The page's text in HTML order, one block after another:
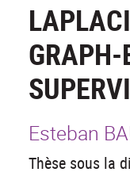
Esteban
Thèse sous la